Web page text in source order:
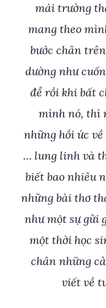
mái trường
mang theo
bước chân
dường như
để rồi khi bất
mình nó, thì
những hồi ức
… lung linh và
biết bao nhiêu
những bài thơ
như một sự gửi
một thời học
chân những
viết về